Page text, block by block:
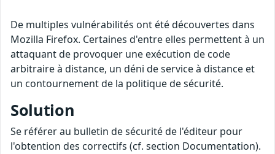
De multiples vulnérabilités ont été découvertes dans
Mozilla Firefox. Certaines d'entre elles permettent à un
attaquant de provoquer une exécution de code
arbitraire à distance, un déni de service à distance et
un contournement de la politique de sécurité.
Solution
Se référer au bulletin de sécurité de l'éditeur pour
l'obtention des correctifs (cf. section Documentation).